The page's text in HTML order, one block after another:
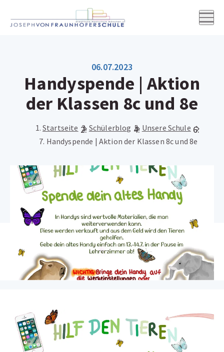
Schulleben
Unterricht
Online-Wegweiser
Digitale Schule
Elternbeirat
06.07.2023
Handyspende | Aktion
der Klassen 8c und 8e
Startseite Schülerblog
Unsere Schule
Handyspende | Aktion der Klassen 8c und 8e